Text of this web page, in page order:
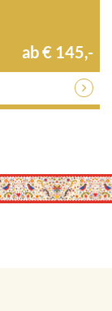
ab € 145,-